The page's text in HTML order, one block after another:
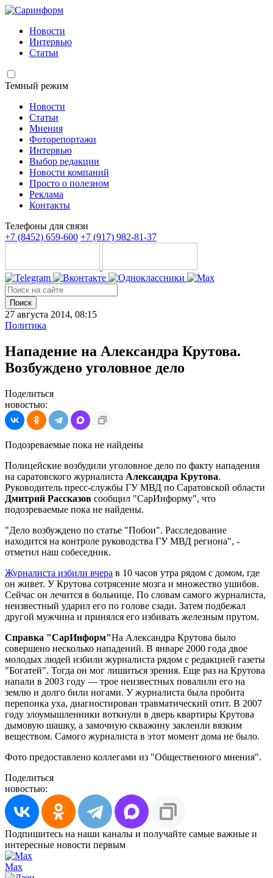
Новости
Интервью
Статьи
Темный режим
Новости
Статьи
Мнения
Фоторепортажи
Интервью
Выбор редакции
Новости компаний
Просто о полезном
Реклама
Контакты
Телефоны для связи
+7 (8452) 659-600 +7 (917) 982-81-37
Поиск
27 августа 2014, 08:15
Политика
Нападение на Александра Крутова.
Возбуждено уголовное дело
Поделиться
новостью:
Подозреваемые пока не найдены
Полицейские возбудили уголовное дело по факту нападения
на саратовского журналиста Александра Крутова.
Руководитель пресс-службы ГУ МВД по Саратовской области
Дмитрий Рассказов сообщил "СарИнформу", что
подозреваемые пока не найдены.
"Дело возбуждено по статье "Побои". Расследование
находится на контроле руководства ГУ МВД региона", -
отметил наш собеседник.
Журналиста избили вчера в 10 часов утра рядом с домом, где
он живет. У Крутова сотрясение мозга и множество ушибов.
Сейчас он лечится в больнице. По словам самого журналиста,
неизвестный ударил его по голове сзади. Затем подбежал
другой мужчина и принялся его избивать железным прутом.
Справка "СарИнформ"На Александра Крутова было
совершено несколько нападений. В январе 2000 года двое
молодых людей избили журналиста рядом с редакцией газеты
"Богатей". Тогда он мог лишиться зрения. Еще раз на Крутова
напали в 2003 году — трое неизвестных повалили его на
землю и долго били ногами. У журналиста была пробита
перепонка уха, диагностирован травматический отит. В 2007
году злоумышленники воткнули в дверь квартиры Крутова
дымовую шашку, а замочную скважину заклеили вязким
веществом. Самого журналиста в этот момент дома не было.
Фото предоставлено коллегами из "Общественного мнения".
Поделиться
новостью:
Подпишитесь на наши каналы и получайте самые важные и
интересные новости первым
Max